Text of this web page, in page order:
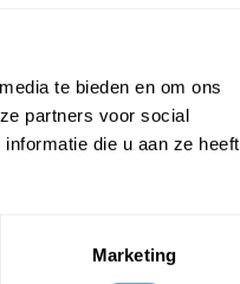
te bieden en om ons
partners voor social
die u aan ze heeft
Marketing